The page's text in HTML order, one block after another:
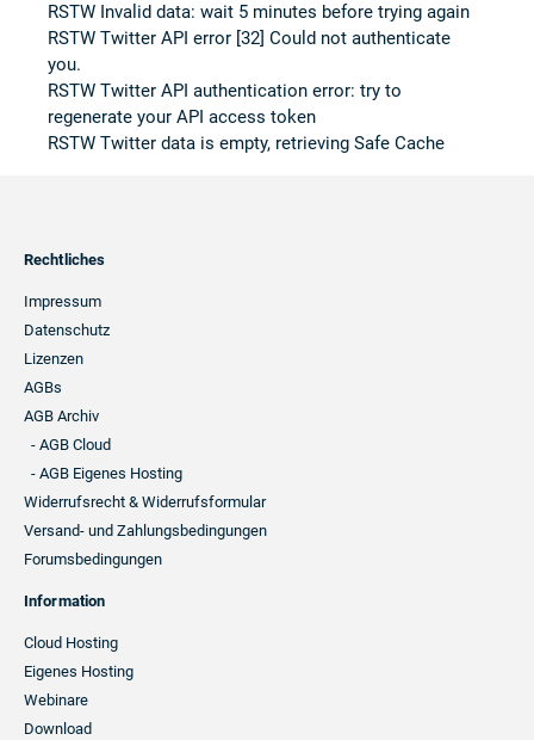
RSTW Invalid data: wait 5 minutes before trying again
RSTW Twitter API error [32] Could not authenticate
you.
RSTW Twitter API authentication error: try to
regenerate your API access token
RSTW Twitter data is empty, retrieving Safe Cache
Footer
Navigation
Rechtliches
Impressum
Datenschutz
Lizenzen
AGBs
AGB Archiv
- AGB Cloud
- AGB Eigenes Hosting
Widerrufsrecht & Widerrufsformular
Versand- und Zahlungsbedingungen
Forumsbedingungen
Information
Cloud Hosting
Eigenes Hosting
Webinare
Download